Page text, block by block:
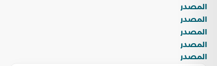
المصدر
المصدر
المصدر
المصدر
المصدر